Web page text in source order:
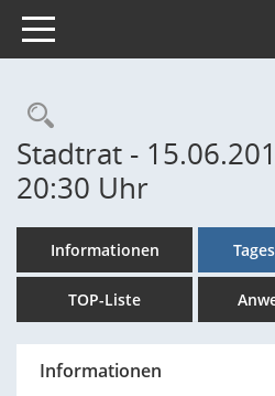
Toggle navigation
Rechercheauswahl
Stadtrat -
20:30 Uhr
Informationen
TOP-Liste
Informationen